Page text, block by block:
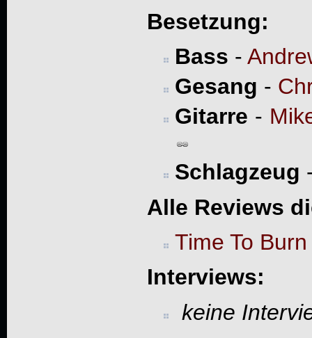
Besetzung:
Bass -
Gesang -
Gitarre -
Schlagzeug
Alle Reviews
Time To Burn
Interviews:
keine